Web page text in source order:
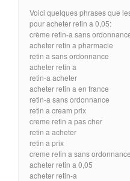
Voici quelques phrases que
pour acheter retin a 0,05:
crème retin-a sans
acheter retin a pharmacie
retin a sans ordonnance
acheter retin a
retin-a acheter
acheter retin a en france
retin-a sans ordonnance
retin a cream prix
creme retin a pas cher
retin a acheter
retin a prix
creme retin a sans ordonnance
acheter retin a 0,05
acheter retin-a